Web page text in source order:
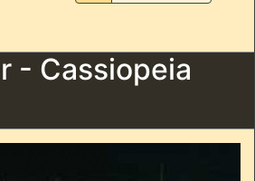
- Cassiopeia